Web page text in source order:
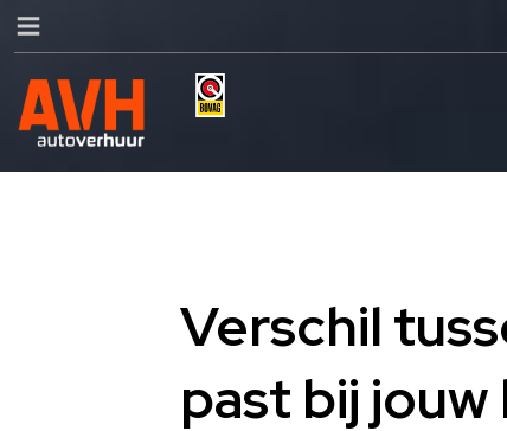
Verschil
past bij jouw